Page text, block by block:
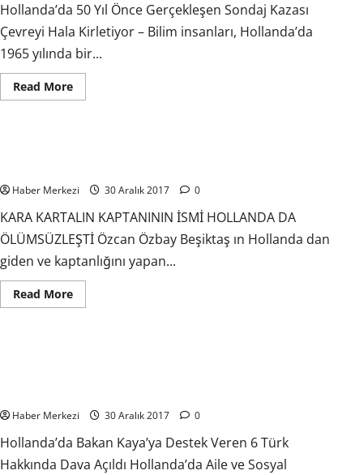
Hollanda’da 50 Yıl Önce Gerçekleşen Sondaj Kazası
Çevreyi Hala Kirletiyor – Bilim insanları, Hollanda’da
1965 yılında bir...
Read More
Haber Merkezi 30 Aralık 2017 0
KARA KARTALIN KAPTANININ İSMİ HOLLANDA DA
ÖLÜMSÜZLEŞTİ Özcan Özbay Beşiktaş ın Hollanda dan
giden ve kaptanlığını yapan...
Read More
Haber Merkezi 30 Aralık 2017 0
Hollanda’da Bakan Kaya’ya Destek Veren 6 Türk
Hakkında Dava Açıldı Hollanda’da Aile ve Sosyal